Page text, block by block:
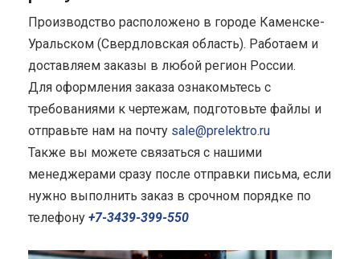
Производство расположено в городе Каменске-
Уральском (Свердловская область). Работаем и
доставляем заказы в любой регион России.
Для оформления заказа ознакомьтесь с
требованиями к чертежам, подготовьте файлы и
отправьте нам на почту sale@prelektro.ru
Также вы можете связаться с нашими
менеджерами сразу после отправки письма, если
нужно выполнить заказ в срочном порядке по
телефону +7-3439-399-550